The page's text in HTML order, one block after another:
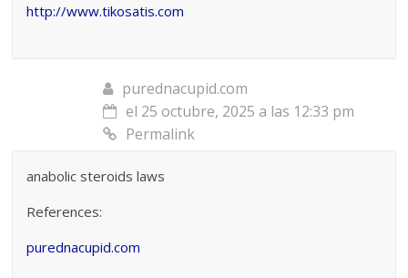
http://www.tikosatis.com
purednacupid.com
el 25 octubre, 2025 a las 12:33 pm
Permalink
anabolic steroids laws
References:
purednacupid.com